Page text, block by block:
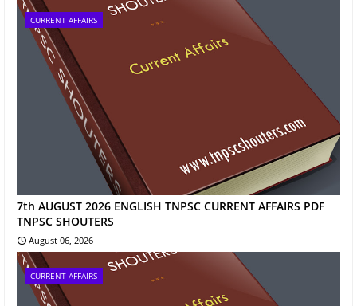
CURRENT AFFAIRS
7th AUGUST 2026 ENGLISH TNPSC CURRENT AFFAIRS PDF
TNPSC SHOUTERS
August 06, 2026
CURRENT AFFAIRS